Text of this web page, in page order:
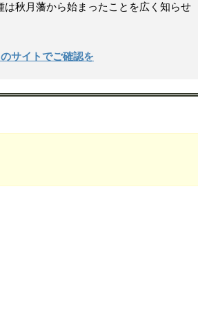
秋月藩から始まったことを広く知らせ
サイトでご確認を